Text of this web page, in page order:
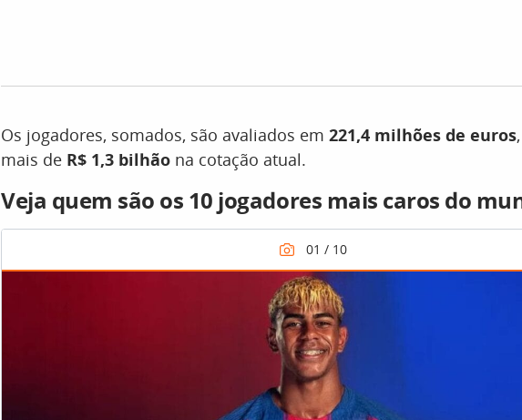
Os jogadores, somados, são avaliados em 221,4 milhões de euros
mais de R$ 1,3 bilhão na cotação atual.
Veja quem são os 10 jogadores mais caros do